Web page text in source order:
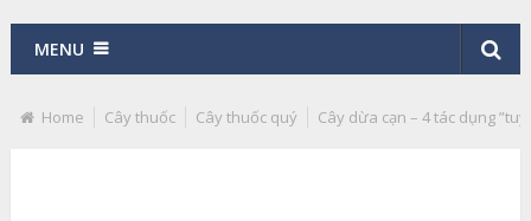
MENU
Home Cây thuốc Cây thuốc quý Cây dừa cạn – 4 tác dụng